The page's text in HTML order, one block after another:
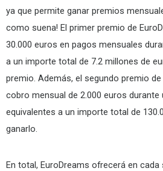
ya que permite ganar premios
como suena! El primer premio de
30.000 euros en pagos mensuales
a un importe total de 7.2 millones de
premio. Además, el segundo premio
cobro mensual de 2.000 euros durante
equivalentes a un importe total de
ganarlo.
En total, EuroDreams ofrecerá en